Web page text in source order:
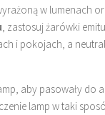
w lumenach
, zastosuj żarówki
i pokojach, a
aby pasowały do
lamp w taki